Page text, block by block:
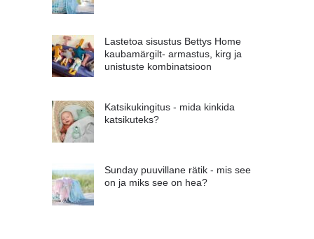
Lastetoa sisustus Bettys Home
kaubamärgilt- armastus, kirg ja
unistuste kombinatsioon
Katsikukingitus - mida kinkida
katsikuteks?
Sunday puuvillane rätik - mis see
on ja miks see on hea?